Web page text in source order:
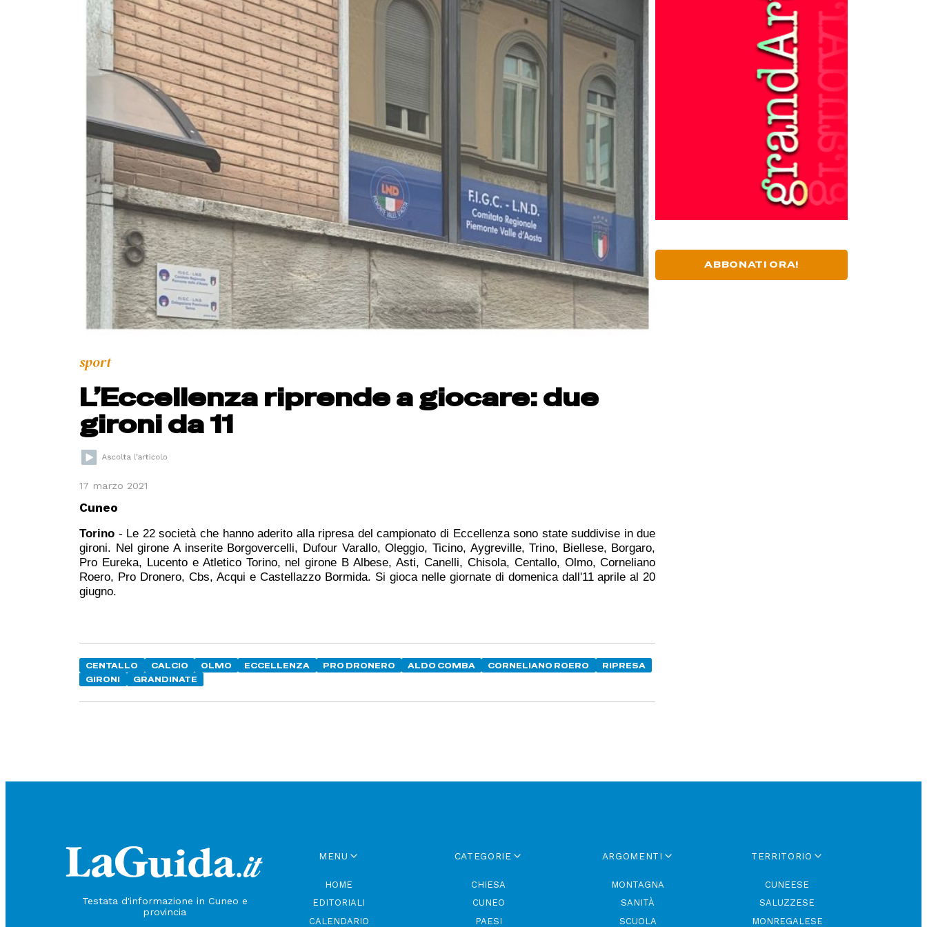
sport
L’Eccellenza riprende a giocare: due
gironi da 11
17 marzo 2021
Cuneo
Torino - Le 22 società che hanno aderito alla ripresa del campionato di Eccellenza sono state suddivise in due
gironi. Nel girone A inserite Borgovercelli, Dufour Varallo, Oleggio, Ticino, Aygreville, Trino, Biellese, Borgaro,
Pro Eureka, Lucento e Atletico Torino, nel girone B Albese, Asti, Canelli, Chisola, Centallo, Olmo, Corneliano
Roero, Pro Dronero, Cbs, Acqui e Castellazzo Bormida. Si gioca nelle giornate di domenica dall'11 aprile al 20
giugno.
CENTALLO CALCIO OLMO ECCELLENZA PRO DRONERO ALDO COMBA CORNELIANO ROERO
RIPRESA
GIRONI
GRANDINATE
ABBONATI ORA!
Testata d'informazione in Cuneo e
provincia
MENU
HOME
EDITORIALI
CALENDARIO
CATEGORIE
CHIESA
CUNEO
PAESI
ARGOMENTI
MONTAGNA
SANITÀ
SCUOLA
TERRITORIO
CUNEESE
SALUZZESE
MONREGALESE